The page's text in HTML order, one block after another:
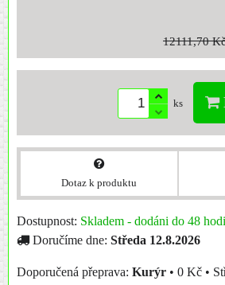
12111,70
ks
Dotaz k produktu
Dostupnost: Skladem - dodáni do 48
Doručíme dne: Středa 12.8.2026
Kurýr • 0 Kč •